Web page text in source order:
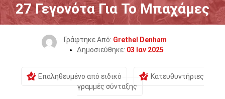
27 Γεγονότα Για Το Μπαχάμες
Γράφτηκε Από: Grethel Denham
Δημοσιεύθηκε: 03 Ιαν 2025
Επαληθευμένο από ειδικό
Κατευθυντήριες
γραμμές σύνταξης